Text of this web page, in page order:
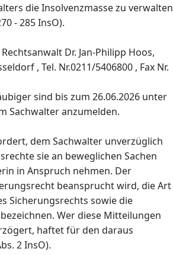
die Insolvenzmasse zu verwalten
- 285 InsO).
Dr. Jan-Philipp Hoos,
, Tel. Nr.0211/5406800 , Fax Nr.
sind bis zum 26.06.2026 unter
Sachwalter anzumelden.
dem Sachwalter unverzüglich
sie an beweglichen Sachen
in Anspruch nehmen. Der
beansprucht wird, die Art
Sicherungsrechts sowie die
Wer diese Mitteilungen
haftet für den daraus
2 InsO).